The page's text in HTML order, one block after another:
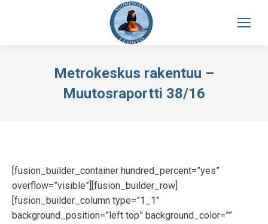
Metrokeskus rakentuu –
Muutosraportti 38/16
[fusion_builder_container hundred_percent=”yes”
overflow=”visible”][fusion_builder_row]
[fusion_builder_column type=”1_1″
background_position=”left top” background_color=””